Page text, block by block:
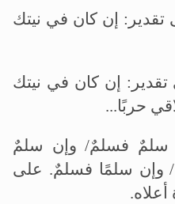
إن كان في نيتك
إن كان في نيتك
حربًا...
سلمٌ فسلمٌ/ وإن سلمٌ
وإن سلمًا فسلمٌ. على